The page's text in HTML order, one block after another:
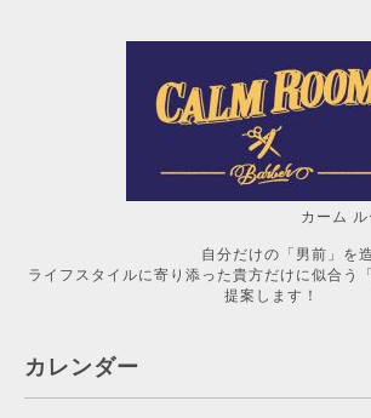
カーム ルー
自分だけの「男前」を造るメ
ライフスタイルに寄り添った貴方だけに似合う
提案します！
カレンダー